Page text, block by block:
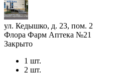
ул. Кедышко, д. 23, пом. 2
Флора Фарм Аптека №21
Закрыто
1 шт.
2 шт.